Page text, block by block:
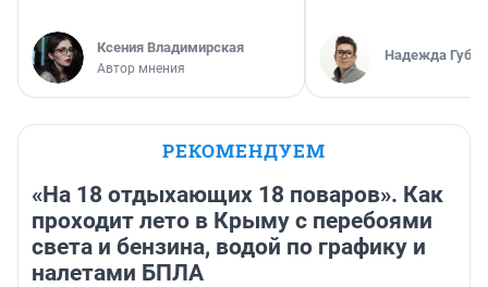
Ксения Владимирская
Автор мнения
Надежда
РЕКОМЕНДУЕМ
«На 18 отдыхающих 18 поваров». Как
проходит лето в Крыму с перебоями
света и бензина, водой по графику и
налетами БПЛА